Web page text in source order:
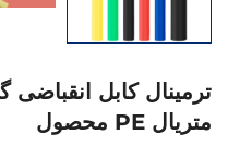
ترمینال کابل انقباضی
متریال PE محصول